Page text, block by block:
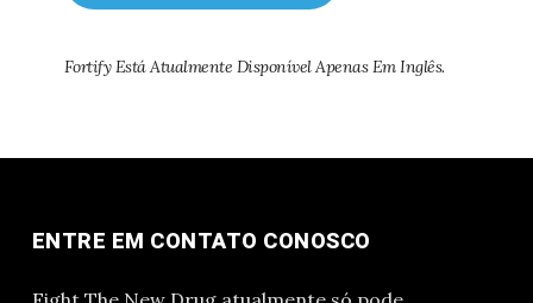
Fortify Está Atualmente Disponível Apenas Em Inglês.
ENTRE EM CONTATO CONOSCO